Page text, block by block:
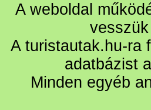
A weboldal
A turistautak.hu-ra
adatbázist
Minden egyéb